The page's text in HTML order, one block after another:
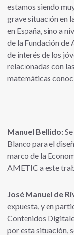
estamos siendo
grave situación en
en España, sino a
de la Fundación de
de interés de los
relacionadas con
matemáticas
Manuel Bellido:
Blanco para el
marco de la
AMETIC a este
José Manuel de
expuesta, y en
Contenidos
por esta situación,